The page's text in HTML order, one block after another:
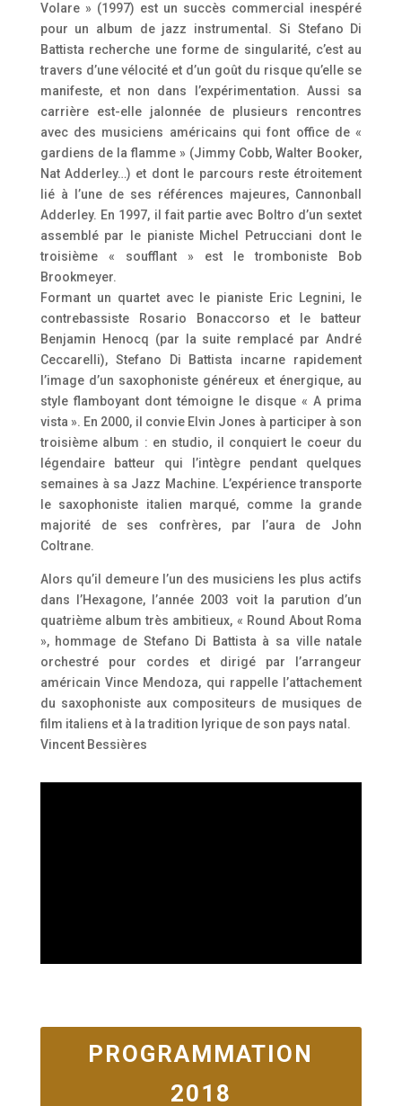
Volare » (1997) est un succès commercial inespéré
pour un album de jazz instrumental. Si Stefano Di
Battista recherche une forme de singularité, c’est au
travers d’une vélocité et d’un goût du risque qu’elle se
manifeste, et non dans l’expérimentation. Aussi sa
carrière est-elle jalonnée de plusieurs rencontres
avec des musiciens américains qui font office de «
gardiens de la flamme » (Jimmy Cobb, Walter Booker,
Nat Adderley…) et dont le parcours reste étroitement
lié à l’une de ses références majeures, Cannonball
Adderley. En 1997, il fait partie avec Boltro d’un sextet
assemblé par le pianiste Michel Petrucciani dont le
troisième « soufflant » est le tromboniste Bob
Brookmeyer.
Formant un quartet avec le pianiste Eric Legnini, le
contrebassiste Rosario Bonaccorso et le batteur
Benjamin Henocq (par la suite remplacé par André
Ceccarelli), Stefano Di Battista incarne rapidement
l’image d’un saxophoniste généreux et énergique, au
style flamboyant dont témoigne le disque « A prima
vista ». En 2000, il convie Elvin Jones à participer à son
troisième album : en studio, il conquiert le coeur du
légendaire batteur qui l’intègre pendant quelques
semaines à sa Jazz Machine. L’expérience transporte
le saxophoniste italien marqué, comme la grande
majorité de ses confrères, par l’aura de John
Coltrane.
Alors qu’il demeure l’un des musiciens les plus actifs
dans l’Hexagone, l’année 2003 voit la parution d’un
quatrième album très ambitieux, « Round About Roma
», hommage de Stefano Di Battista à sa ville natale
orchestré pour cordes et dirigé par l’arrangeur
américain Vince Mendoza, qui rappelle l’attachement
du saxophoniste aux compositeurs de musiques de
film italiens et à la tradition lyrique de son pays natal.
Vincent Bessières
PROGRAMMATION
2018